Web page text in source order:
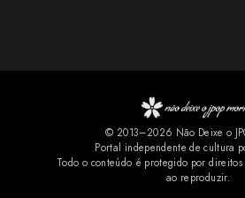
do projeto solo de Tomoko Kawase. A
repercutiu entre os fãs. Nos comentários do
comemoraram a chegada da faixa aos
pediram que outras músicas relacionadas
© 2013–2026 Não Deixe o
Portal independente de cultura
Todo o conteúdo é protegido por
ao reproduzir.